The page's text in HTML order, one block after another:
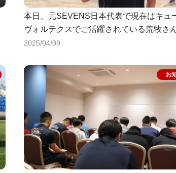
本日、元SEVENS日本代表で現在はキュ
ヴォルテクスでご活躍されている荒牧さ
ブンスセッションを行っていただきました
2025/04/09